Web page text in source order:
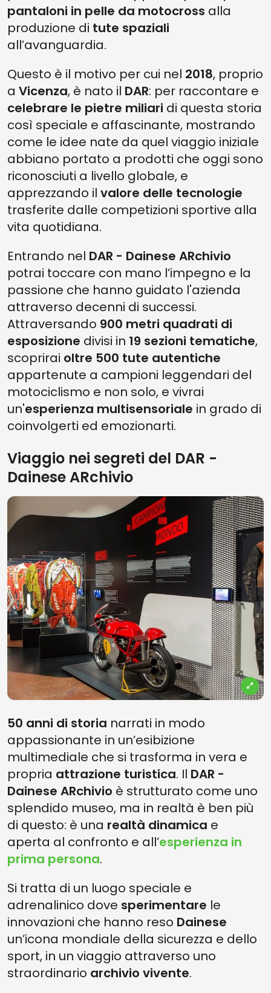
pantaloni in pelle da motocross alla
produzione di tute spaziali
all’avanguardia.
Questo è il motivo per cui nel 2018, proprio
a Vicenza, è nato il DAR: per raccontare e
celebrare le pietre miliari di questa storia
così speciale e affascinante, mostrando
come le idee nate da quel viaggio iniziale
abbiano portato a prodotti che oggi sono
riconosciuti a livello globale, e
apprezzando il valore delle tecnologie
trasferite dalle competizioni sportive alla
vita quotidiana.
Entrando nel DAR - Dainese ARchivio
potrai toccare con mano l’impegno e la
passione che hanno guidato l'azienda
attraverso decenni di successi.
Attraversando 900 metri quadrati di
esposizione divisi in 19 sezioni tematiche,
scoprirai oltre 500 tute autentiche
appartenute a campioni leggendari del
motociclismo e non solo, e vivrai
un'esperienza multisensoriale in grado di
coinvolgerti ed emozionarti.
Viaggio nei segreti del DAR -
Dainese ARchivio
50 anni di storia narrati in modo
appassionante in un’esibizione
multimediale che si trasforma in vera e
propria attrazione turistica. Il DAR -
Dainese ARchivio è strutturato come uno
splendido museo, ma in realtà è ben più
di questo: è una realtà dinamica e
aperta al confronto e all’esperienza in
prima persona.
Si tratta di un luogo speciale e
adrenalinico dove sperimentare le
innovazioni che hanno reso Dainese
un’icona mondiale della sicurezza e dello
sport, in un viaggio attraverso uno
straordinario archivio vivente.